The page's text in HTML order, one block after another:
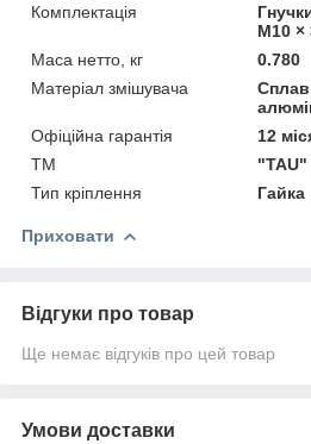
Комплектація
M10
Маса нетто, кг
0.780
Матеріал змішувача
Сплав
Офіційна гарантія
12
ТМ
"TAU"
Тип кріплення
Гайка
Приховати
Відгуки про товар
Ще немає відгуків про цей товар
Умови доставки